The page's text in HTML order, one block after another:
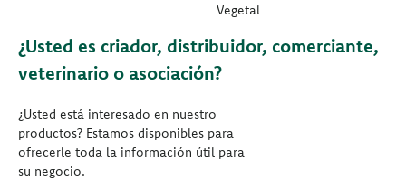
Vegetal
¿Usted es criador, distribuidor, comerciante,
veterinario o asociación?
¿Usted está interesado en nuestro
productos? Estamos disponibles para
ofrecerle toda la información útil para
su negocio.